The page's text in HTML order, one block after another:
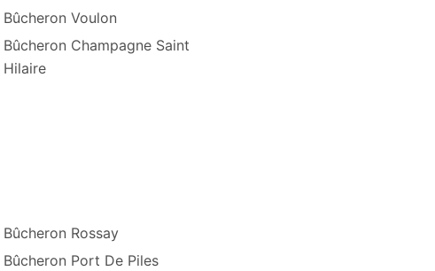
Bûcheron Voulon
Bûcheron Champagne Saint
Hilaire
Bûcheron Rossay
Bûcheron Port De Piles